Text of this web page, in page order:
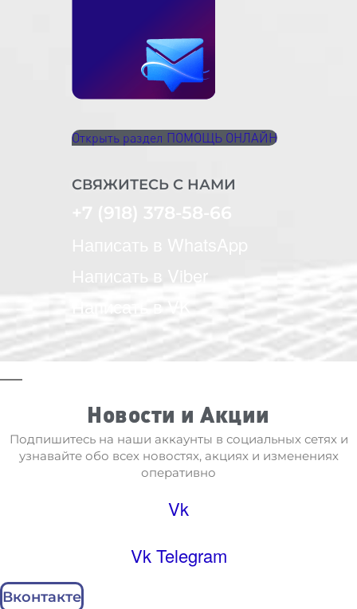
Открыть раздел ПОМОЩЬ ОНЛАЙН
СВЯЖИТЕСЬ С НАМИ
Написать в Viber
Написать в VK
Новости и Акции
Подпишитесь на наши аккаунты в социальных сетях и
узнавайте обо всех новостях, акциях и изменениях
оперативно
Vk
Vk Telegram
Вконтакте